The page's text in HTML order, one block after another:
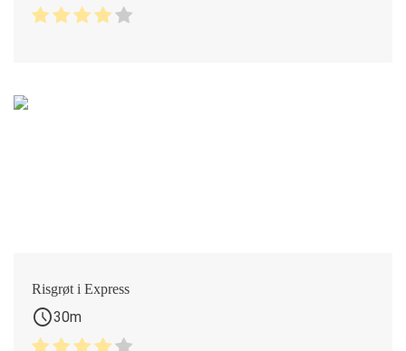
Risgrøt i Express
schedule30m